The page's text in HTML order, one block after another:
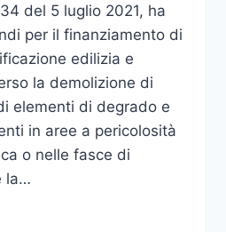
del 5 luglio 2021, ha
per il finanziamento di
edilizia e
la demolizione di
elementi di degrado e
in aree a pericolosità
o nelle fasce di
la…